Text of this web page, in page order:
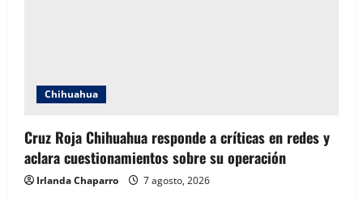
Chihuahua
Cruz Roja Chihuahua responde a críticas en redes y
aclara cuestionamientos sobre su operación
Irlanda Chaparro 7 agosto, 2026